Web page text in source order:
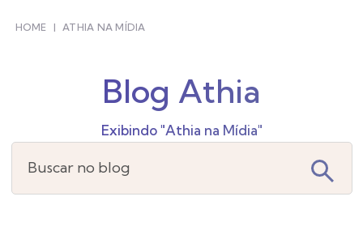
HOME | ATHIA NA MÍDIA
Blog Athia
Exibindo "Athia na Mídia"
Buscar no blog